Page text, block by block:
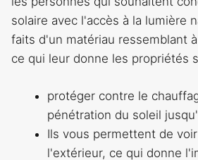
solaire avec l'accès à la lumière
faits d'un matériau ressemblant
ce qui leur donne les propriétés
protéger contre le
pénétration du soleil
Ils vous permettent de
l'extérieur, ce qui donne